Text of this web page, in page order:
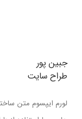
جبین پور
طراح سایت
لورم ایپسوم متن